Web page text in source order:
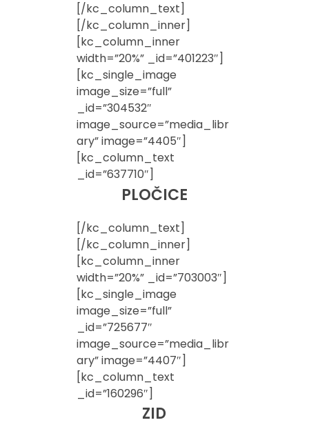
[/kc_column_text]
[/kc_column_inner]
[kc_column_inner
width=”20%” _id=”401223″]
[kc_single_image
image_size=”full”
_id=”304532″
image_source=”media_libr
ary” image=”4405″]
[kc_column_text
_id=”637710″]
PLOČICE
[/kc_column_text]
[/kc_column_inner]
[kc_column_inner
width=”20%” _id=”703003″]
[kc_single_image
image_size=”full”
_id=”725677″
image_source=”media_libr
ary” image=”4407″]
[kc_column_text
_id=”160296″]
ZID